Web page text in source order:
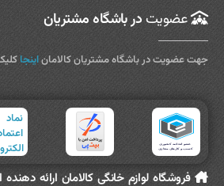
عضویت در باشگاه مشتریان
جهت عضویت در باشگاه مشتریان کالاماناینجا
فروشگاه لوازم خانگی کالامان ارائه دهنده